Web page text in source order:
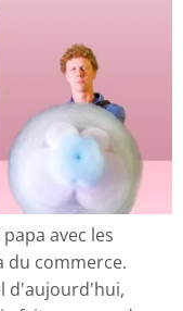
avec les
du commerce.
d'aujourd'hui,